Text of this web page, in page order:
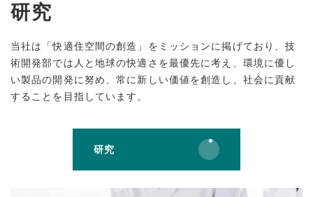
研究
当社は「快適住空間の創造」をミッションに掲げており、技
術開発部では人と地球の快適さを最優先に考え、環境に優し
い製品の開発に努め、常に新しい価値を創造し、社会に貢献
することを目指しています。
研究